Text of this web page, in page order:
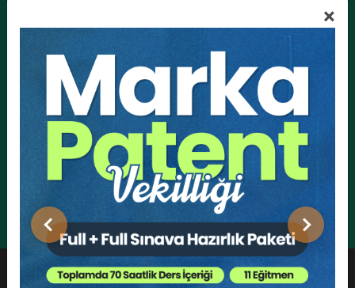
×
Önceki Sonraki
Ekibinizin hukuk bilgisini yükseltin, kaliteli içeriklerle size
yardımcı olmaya hazırız!
Ekibinize, Hukuk Eğitim’in birbirinden kaliteli eğitimlerine
sınırsız erişim imkanı sunun.